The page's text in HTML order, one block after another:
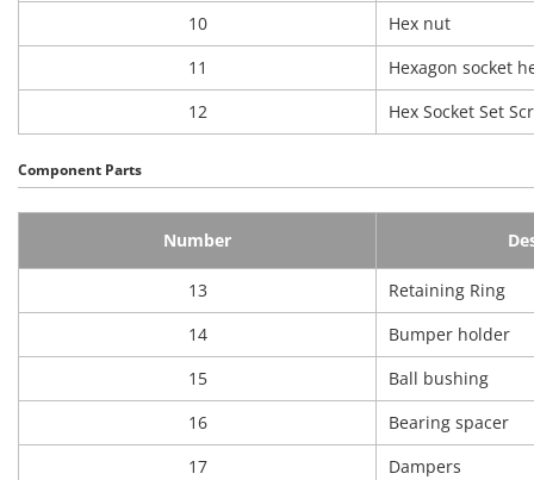
10
Hex nut
11
Hexagon socket
12
Hex Socket Set
Component Parts
Number
13
Retaining Ring
14
Bumper holder
15
Ball bushing
16
Bearing spacer
17
Dampers